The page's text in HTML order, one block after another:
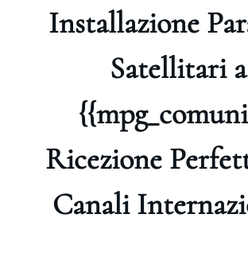
Installazione
Satellitari a
Ricezione
Canali